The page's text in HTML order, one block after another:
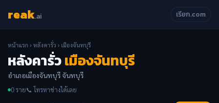
reak.ai เรียก.com
หน้าแรก ›หลังคารั่ว › เมืองจันทบุรี
หลังคารั่วเมืองจันทบุรี
อำเภอเมืองจันทบุรี จันทบุรี
0 ราย📞 โทรหาช่างได้เลย